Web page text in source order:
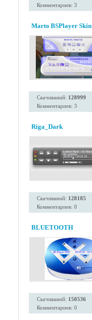
Комментариев: 3
Marto BSPlayer Skin
Скачиваний: 128999
Комментариев: 3
Riga_Dark
Скачиваний: 128185
Комментариев: 0
BLUETOOTH
Скачиваний: 150536
Комментариев: 0